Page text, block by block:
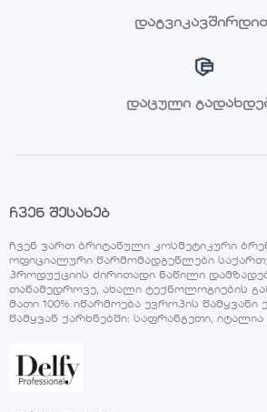
დაცული
ჩვენ შესახებ
ჩვენ ვართ ბრიტანული კოსმეტიკური
ოფიციალური წარმომადგენლები
პროდუქციის ძირითადი ნაწილი
თანამედროვე, ახალი ტექნოლოგიების
მათი 100% იწარმოება ევროპის წამყვანი
წამყვან ქარხნებში: საფრანგეთი, იტალია